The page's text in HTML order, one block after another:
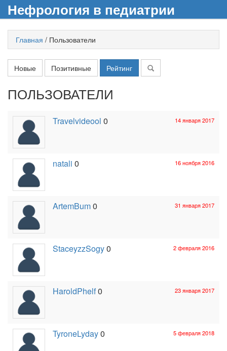
Нефрология в педиатрии
Главная / Пользователи
Новые Позитивные Рейтинг
ПОЛЬЗОВАТЕЛИ
14 января 2017
Travelvideool 0
16 ноября 2016
natali 0
31 января 2017
ArtemBum0
2 февраля 2016
StaceyzzSogy0
23 января 2017
HaroldPhelf0
5 февраля 2018
TyroneLyday0